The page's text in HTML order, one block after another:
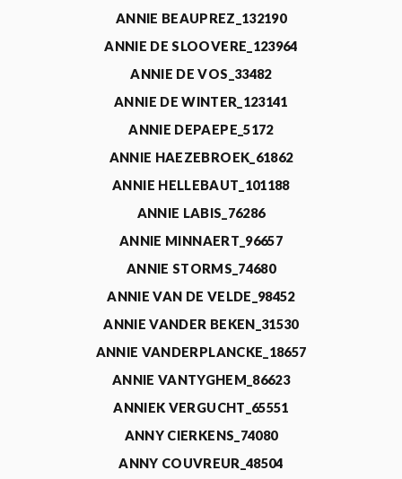
ANNIE BEAUPREZ_132190
ANNIE DE SLOOVERE_123964
ANNIE DE VOS_33482
ANNIE DE WINTER_123141
ANNIE DEPAEPE_5172
ANNIE HAEZEBROEK_61862
ANNIE HELLEBAUT_101188
ANNIE LABIS_76286
ANNIE MINNAERT_96657
ANNIE STORMS_74680
ANNIE VAN DE VELDE_98452
ANNIE VANDER BEKEN_31530
ANNIE VANDERPLANCKE_18657
ANNIE VANTYGHEM_86623
ANNIEK VERGUCHT_65551
ANNY CIERKENS_74080
ANNY COUVREUR_48504